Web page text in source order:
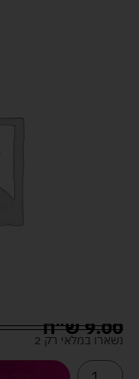
9.00ש"ח
נשארו במלאי רק 2